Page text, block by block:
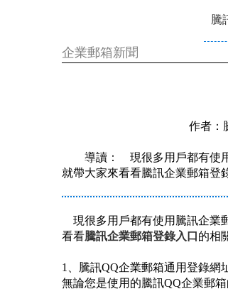
騰
企業郵箱新聞
作者：
導讀： 現很多用戶都有使
就帶大家來看看騰訊企業郵箱登
現很多用戶都有使用騰訊企業
看看騰訊企業郵箱登錄入口 的相
1、騰訊QQ企業郵箱通用登錄網
無論您是使用的騰訊QQ企業郵